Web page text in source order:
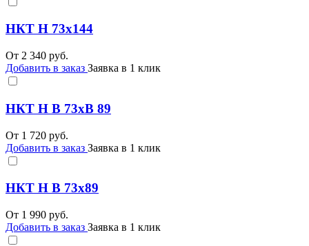
НКТ Н 73х144
От 2 340 руб.
Добавить в заказ Заявка в 1 клик
НКТ Н В 73хВ 89
От 1 720 руб.
Добавить в заказ Заявка в 1 клик
НКТ Н В 73х89
От 1 990 руб.
Добавить в заказ Заявка в 1 клик